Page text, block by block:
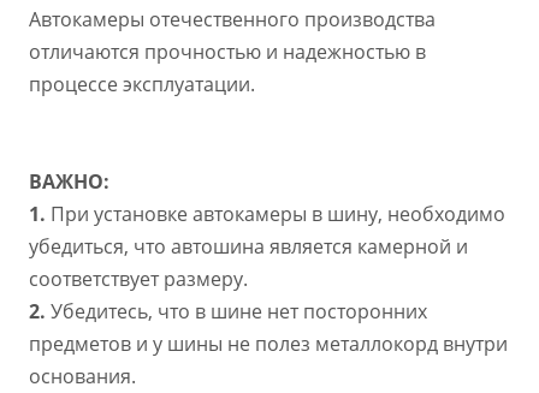
Автокамеры отечественного производства
отличаются прочностью и надежностью в
процессе эксплуатации.
ВАЖНО:
1. При установке автокамеры в шину, необходимо
убедиться, что автошина является камерной и
соответствует размеру.
2. Убедитесь, что в шине нет посторонних
предметов и у шины не полез металлокорд внутри
основания.